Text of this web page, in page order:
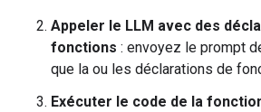
Appeler le LLM avec des
fonctions : envoyez le prompt
que la ou les déclarations de
Exécuter le code de la